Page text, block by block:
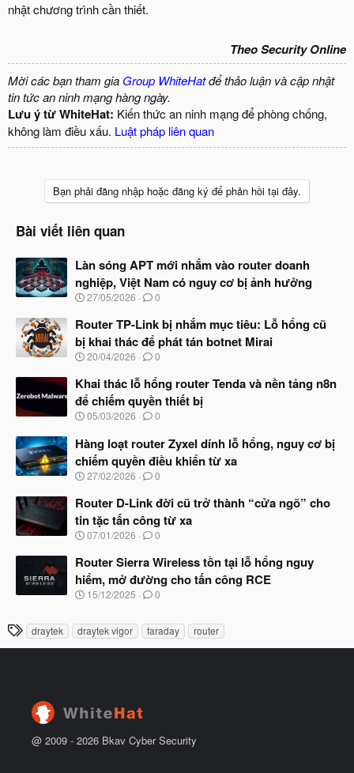
nhật chương trình cần thiết.
Theo Security Online
Mời các bạn tham gia Group WhiteHatđể thảo luận và cập nhật
tin tức an ninh mạng hàng ngày.
Lưu ý từ WhiteHat: Kiến thức an ninh mạng để phòng chống,
không làm điều xấu. Luật pháp liên quan
Bạn phải đăng nhập hoặc đăng ký để phản hồi tại đây.
Bài viết liên quan
Làn sóng APT mới nhắm vào router doanh
nghiệp, Việt Nam có nguy cơ bị ảnh hưởng
N
à
b
ắ
đ
ầ
u
27/05/2026 0
Router TP-Link bị nhắm mục tiêu: Lỗ hổng cũ
bị khai thác để phát tán botnet Mirai
N
à
y
b
ắ
đ
ầ
u
20/04/2026 0
Khai thác lỗ hổng router Tenda và nền tảng n8n
để chiếm quyền thiết bị
N
à
y
b
ắ
đ
ầ
u
05/03/2026 0
Hàng loạt router Zyxel dính lỗ hổng, nguy cơ bị
chiếm quyền điều khiển từ xa
N
à
b
ắ
đ
ầ
u
27/02/2026 0
Router D-Link đời cũ trở thành “cửa ngõ” cho
tin tặc tấn công từ xa
N
à
y
b
ắ
đ
ầ
u
07/01/2026 0
Router Sierra Wireless tồn tại lỗ hổng nguy
hiểm, mở đường cho tấn công RCE
N
y
u
15/12/2025 0
T
h
draytek draytek vigor faraday router
@ 2009 - 2026 Bkav Cyber Security